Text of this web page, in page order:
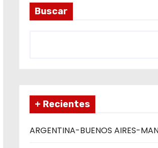
Buscar
+ Recientes
ARGENTINA-BUENOS AIRES-